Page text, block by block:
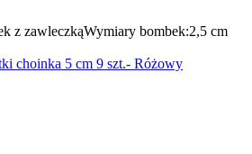
z zawleczkąWymiary bombek:2,5 cm